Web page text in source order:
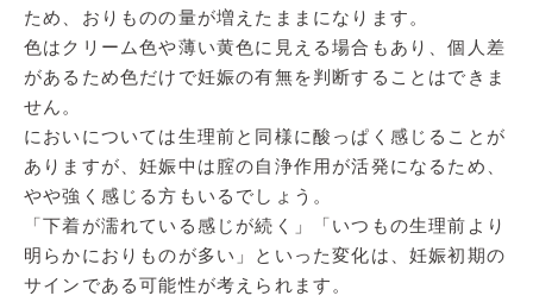
ため、おりものの量が増えたままになります。
色はクリーム色や薄い黄色に見える場合もあり、個人差
があるため色だけで妊娠の有無を判断することはできま
せん。
においについては生理前と同様に酸っぱく感じることが
ありますが、妊娠中は腟の自浄作用が活発になるため、
やや強く感じる方もいるでしょう。
「下着が濡れている感じが続く」「いつもの生理前より
明らかにおりものが多い」といった変化は、妊娠初期の
サインである可能性が考えられます。